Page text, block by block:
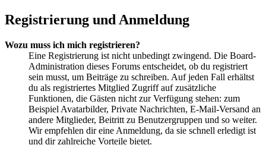
Registrierung und Anmeldung
Wozu muss ich mich registrieren?
Eine Registrierung ist nicht unbedingt zwingend. Die Board-
Administration dieses Forums entscheidet, ob du registriert
sein musst, um Beiträge zu schreiben. Auf jeden Fall erhältst
du als registriertes Mitglied Zugriff auf zusätzliche
Funktionen, die Gästen nicht zur Verfügung stehen: zum
Beispiel Avatarbilder, Private Nachrichten, E-Mail-Versand an
andere Mitglieder, Beitritt zu Benutzergruppen und so weiter.
Wir empfehlen dir eine Anmeldung, da sie schnell erledigt ist
und dir zahlreiche Vorteile bietet.